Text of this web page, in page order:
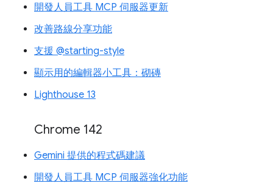
開發人員工具 MCP 伺服器更新
改善路線分享功能
支援 @starting-style
顯示用的編輯器小工具：砌磚
Lighthouse 13
Chrome 142
Gemini 提供的程式碼建議
開發人員工具 MCP 伺服器強化功能